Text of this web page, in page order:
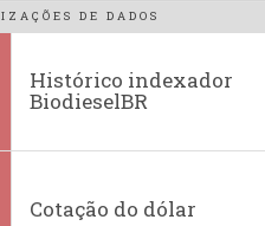
DE DADOS
Histórico indexador
BiodieselBR
Cotação do dólar